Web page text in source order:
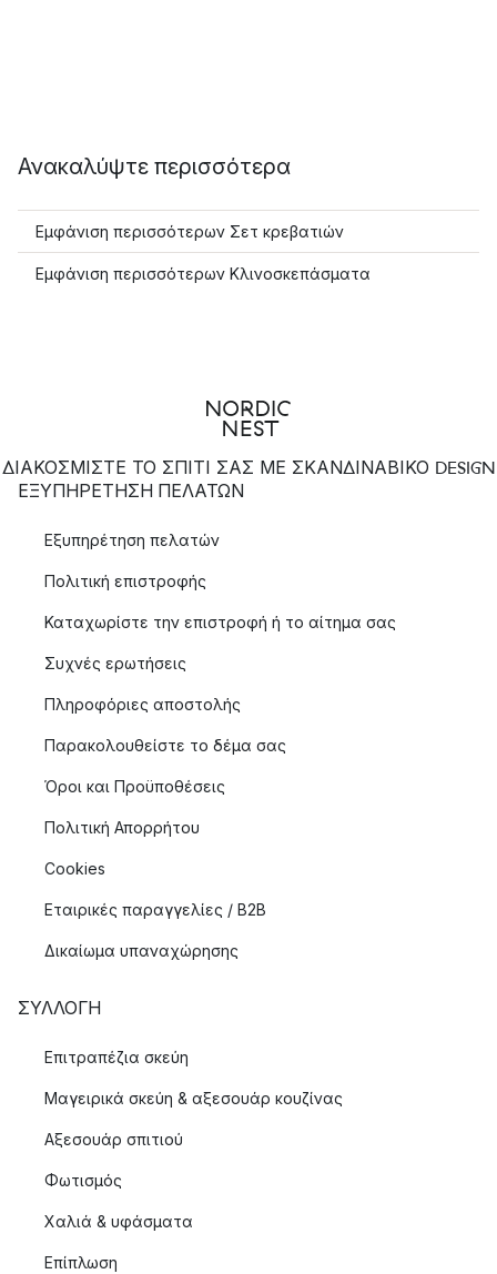
Ανακαλύψτε περισσότερα
Εμφάνιση περισσότερων Σετ κρεβατιών
Εμφάνιση περισσότερων Κλινοσκεπάσματα
ΔΙΑΚΟΣΜΙΣΤΕ ΤΟ ΣΠΙΤΙ ΣΑΣ ΜΕ ΣΚΑΝΔΙΝΑΒΙΚΟ DESIGN
ΕΞΥΠΗΡΈΤΗΣΗ ΠΕΛΑΤΏΝ
Εξυπηρέτηση πελατών
Πολιτική επιστροφής
Καταχωρίστε την επιστροφή ή το αίτημα σας
Συχνές ερωτήσεις
Πληροφόριες αποστολής
Παρακολουθείστε το δέμα σας
Όροι και Προϋποθέσεις
Πολιτική Απορρήτου
Cookies
Εταιρικές παραγγελίες / B2B
Δικαίωμα υπαναχώρησης
ΣΥΛΛΟΓΉ
Επιτραπέζια σκεύη
Μαγειρικά σκεύη & αξεσουάρ κουζίνας
Αξεσουάρ σπιτιού
Φωτισμός
Χαλιά & υφάσματα
Επίπλωση